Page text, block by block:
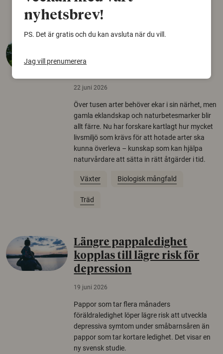
22 juni 2026
Över tusen arter behöver ekar i sin närhet, men
gamla eklandskap och naturbetesmarker blir
allt färre. Nu har forskare kartlagt hur mycket
livsmiljö som krävs för att hotade arter ska
kunna överleva – kunskap som kan hjälpa
naturvårdare att sätta in rätt åtgärder i tid.
Växter Biologisk mångfald
Träd
Längre pappaledighet
kopplas till lägre risk för
depression
19 juni 2026
Pappor som tar flera månaders
föräldraledighet löper lägre risk att utveckla
depressiva symtom under småbarnsåren än
pappor som tar kortare ledighet. Det visar en
ny svensk studie.
nyhetsbrev!
PS. Det är gratis och du kan avsluta när du vill.
Jag vill prenumerera